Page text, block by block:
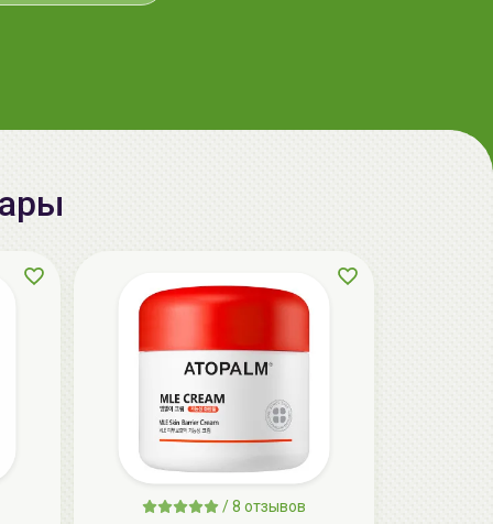
The U Крем с центеллой Keep Calm
36.40 руб. -10%
/8 отзывов